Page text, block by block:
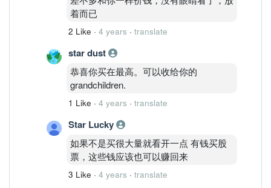
着而已
2 Like · 4 years · translate
star dust
恭喜你买在最高。可以收给你的
grandchildren.
1 Like · 4 years · translate
Star Lucky
如果不是买很大量就看开一点 有钱买股
票，这些钱应该也可以赚回来
3 Like · 4 years · translate